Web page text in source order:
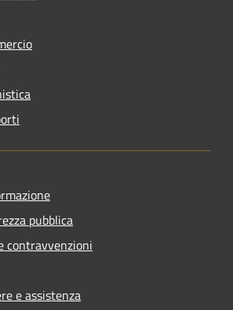
pubblica
contravvenzioni
e assistenza